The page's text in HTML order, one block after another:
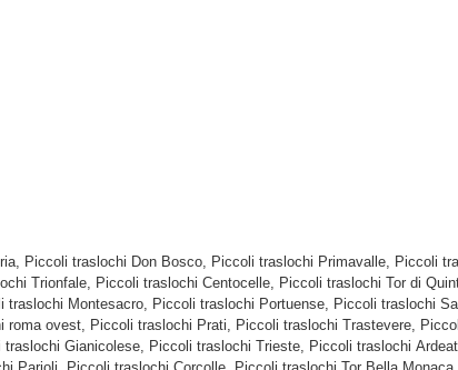
Piccoli traslochi Don Bosco, Piccoli traslochi Primavalle, Piccoli
Trionfale, Piccoli traslochi Centocelle, Piccoli traslochi Tor di
Montesacro, Piccoli traslochi Portuense, Piccoli traslochi
ovest, Piccoli traslochi Prati, Piccoli traslochi Trastevere,
Gianicolese, Piccoli traslochi Trieste, Piccoli traslochi